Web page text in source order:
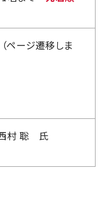
（ページ遷移しま
村 聡 氏